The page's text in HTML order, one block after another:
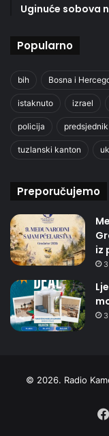
Uginuće sobova
Popularno
bih Bosna i
istaknuto izrael
policija predsjednik
tuzlanski kanton
Preporučujemo
iz
© 2026. Radio